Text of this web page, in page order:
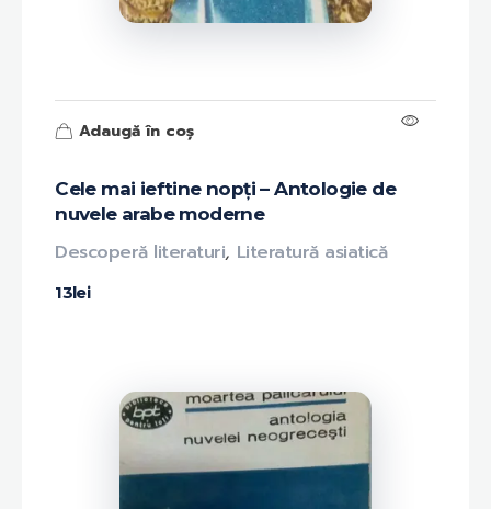
Cele mai ieftine nopți – Antologie de
nuvele arabe moderne
13lei
Descoperă literaturi, Literatură asiatică
Adaugă în coș